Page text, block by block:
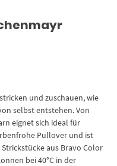
und zuschauen, wie
selbst entstehen. Von
eignet sich ideal für
Pullover und ist
aus Bravo Color
bei 40°C in der